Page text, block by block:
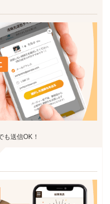
も送信OK！